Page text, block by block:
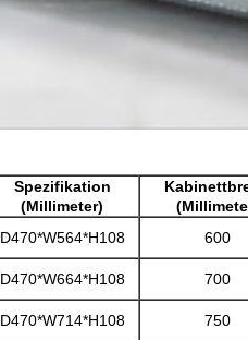
Spezifikation
(Millimeter)
D470*W564*H108 600
D470*W664*H108 700
D470*W714*H108 750